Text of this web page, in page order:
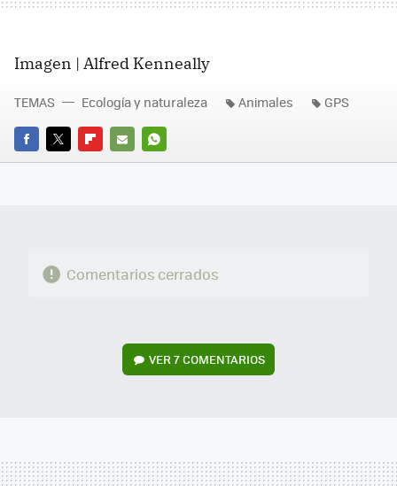
Imagen | Alfred Kenneally
FACEBOOK
TWITTERFLIPBOARD
E-
WHATSAPP
TEMAS Ecología y naturaleza Animales GPS
Comentarios cerrados
VER7 COMENTARIOS